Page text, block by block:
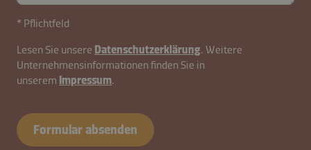
* Pflichtfeld
Lesen Sie unsere Datenschutzerklärung. Weitere
Unternehmensinformationen finden Sie in
unserem Impressum.
B2B-
26576-
Formular absenden